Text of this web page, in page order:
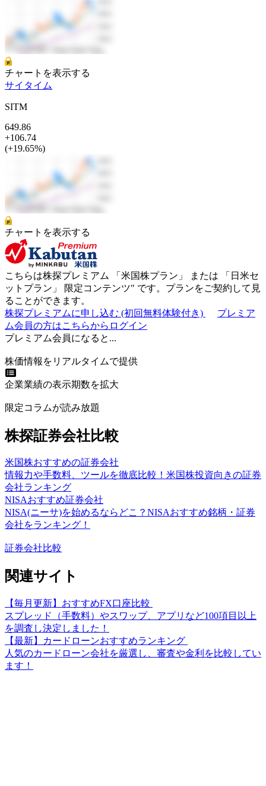
チャートを表示する
サイタイム
SITM
649.86
+106.74
(+19.65%)
チャートを表示する
こちらは株探プレミアム 「 米国株プラン 」 または 「 日米セ
ットプラン 」 限定コンテンツ" です。プランをご契約して見
ることができます。
株探プレミアムに申し込む (初回無料体験付き)
プレミア
ム会員の方はこちらからログイン
プレミアム会員になると...
株価情報をリアルタイムで提供
企業業績の表示期数を拡大
限定コラムが読み放題
株探証券会社比較
米国株おすすめの証券会社
情報力や手数料、ツールを徹底比較！米国株投資向きの証券
会社ランキング
NISAおすすめ証券会社
NISA(ニーサ)を始めるならどこ？NISAおすすめ銘柄・証券
会社をランキング！
証券会社比較
関連サイト
【毎月更新】おすすめFX口座比較
スプレッド（手数料）やスワップ、アプリなど100項目以上
を調査し決定しました！
【最新】カードローンおすすめランキング
人気のカードローン会社を厳選し、審査や金利を比較してい
ます！